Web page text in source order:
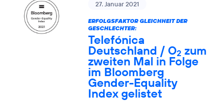
27. Januar 2021
ERFOLGSFAKTOR GLEICHHEIT DER
GESCHLECHTER:
Telefónica
Deutschland / O2 zum
zweiten Mal in Folge
im Bloomberg
Gender-Equality
Index gelistet